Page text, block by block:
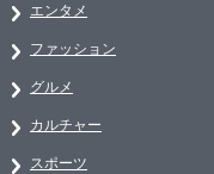
エンタメ
ファッション
グルメ
カルチャー
スポーツ